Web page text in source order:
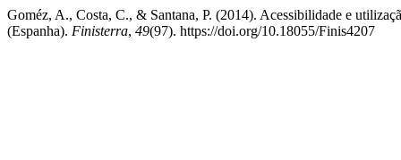
Goméz, A., Costa, C., & Santana, P. (2014). Acessibilidade e
(Espanha). Finisterra, 49(97). https://doi.org/10.18055/Finis4207